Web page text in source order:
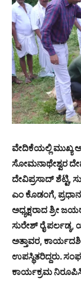
ವೇದಿಕೆಯಲ್ಲಿ ಮುಖ್ಯ
ಸೋಮನಾಥೇಶ್ವರ
ದೇವಿಪ್ರಸಾದ್ ಶೆಟ್ಟಿ,
ಎಂ ಕೊಡಂಗೆ, ಪ್ರಧಾನ
ಅಧ್ಯಕ್ಷರಾದ ಶ್ರೀ
ಸುರೇಶ್ ರೈ
ಅತ್ತಾವರ,
ಉಪಸ್ಥಿತರಿದ್ದರು.
ಕಾರ್ಯಕ್ರಮ